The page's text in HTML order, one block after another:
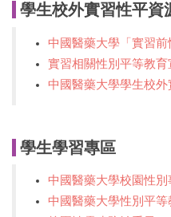
學生校外實習性平資
中國醫藥大學「實習
實習相關性別平等教育
中國醫藥大學學生校
學生學習專區
中國醫藥大學校園性
中國醫藥大學性別平